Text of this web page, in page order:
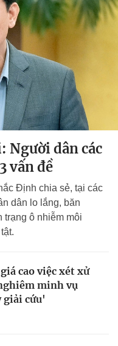
Người dân các
vấn đề
Định chia sẻ, tại các
dân lo lắng, băn
trạng ô nhiễm môi
cao việc xét xử
minh vụ
giải cứu'